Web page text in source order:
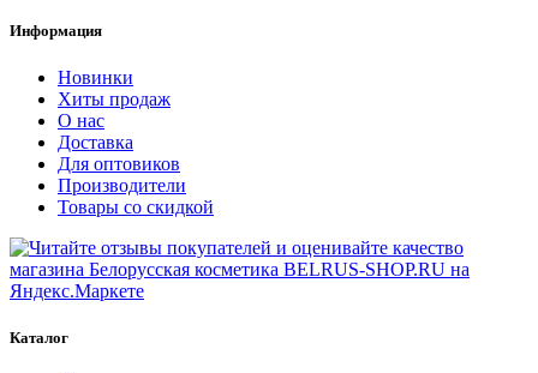
Информация
Новинки
Хиты продаж
О нас
Доставка
Для оптовиков
Производители
Товары со скидкой
Каталог